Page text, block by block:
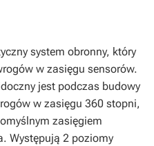
system obronny, który
w zasięgu sensorów.
jest podczas budowy
w zasięgu 360 stopni,
zasięgiem
Występują 2 poziomy